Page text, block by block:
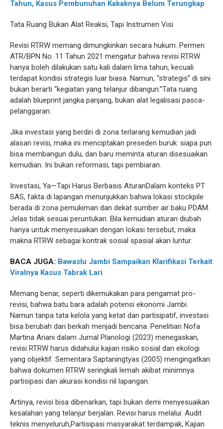
Tahun, Kasus Pembunuhan Kakaknya Belum Terungkap
Tata Ruang Bukan Alat Reaksi, Tapi Instrumen Visi
Revisi RTRW memang dimungkinkan secara hukum. Permen
ATR/BPN No. 11 Tahun 2021 mengatur bahwa revisi RTRW
hanya boleh dilakukan satu kali dalam lima tahun, kecuali
terdapat kondisi strategis luar biasa. Namun, “strategis” di sini
bukan berarti “kegiatan yang telanjur dibangun.”Tata ruang
adalah blueprint jangka panjang, bukan alat legalisasi pasca-
pelanggaran.
Jika investasi yang berdiri di zona terlarang kemudian jadi
alasan revisi, maka ini menciptakan preseden buruk: siapa pun
bisa membangun dulu, dan baru meminta aturan disesuaikan
kemudian. Ini bukan reformasi, tapi pembiaran.
Investasi, Ya—Tapi Harus Berbasis AturanDalam konteks PT
SAS, fakta di lapangan menunjukkan bahwa lokasi stockpile
berada di zona pemukiman dan dekat sumber air baku PDAM.
Jelas tidak sesuai peruntukan. Bila kemudian aturan diubah
hanya untuk menyesuaikan dengan lokasi tersebut, maka
makna RTRW sebagai kontrak sosial spasial akan luntur.
BACA JUGA: Bawaslu Jambi Sampaikan Klarifikasi Terkait
Viralnya Kasus Tabrak Lari
Memang benar, seperti dikemukakan para pengamat pro-
revisi, bahwa batu bara adalah potensi ekonomi Jambi.
Namun tanpa tata kelola yang ketat dan partisipatif, investasi
bisa berubah dari berkah menjadi bencana. Penelitian Nofa
Martina Ariani dalam Jurnal Planologi (2023) menegaskan,
revisi RTRW harus didahului kajian risiko sosial dan ekologi
yang objektif. Sementara Saptaningtyas (2005) mengingatkan
bahwa dokumen RTRW seringkali lemah akibat minimnya
partisipasi dan akurasi kondisi riil lapangan.
Artinya, revisi bisa dibenarkan, tapi bukan demi menyesuaikan
kesalahan yang telanjur berjalan. Revisi harus melalui: Audit
teknis menyeluruh,Partisipasi masyarakat terdampak, Kajian